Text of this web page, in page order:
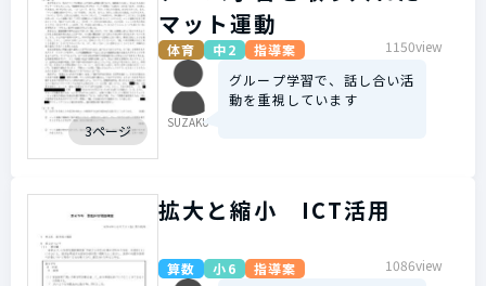
3ページ
マット運動
体育 中2 指導案 1150view
SUZAKU
グループ学習で、話し合い活
動を重視しています
拡大と縮小 ICT活用
算数 小6 指導案 1086view